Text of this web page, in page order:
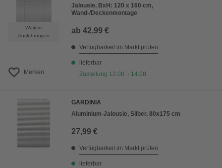
Weitere
Ausführungen
Merken
Jalousie, BxH: 120 x 160 cm,
Wand-/Deckenmontage
ab 42,99 €
Verfügbarkeit im Markt prüfen
lieferbar
Zustellung 12.08. - 14.08.
GARDINIA
Aluminium-Jalousie, Silber, 80x175 cm
27,99 €
Verfügbarkeit im Markt prüfen
lieferbar